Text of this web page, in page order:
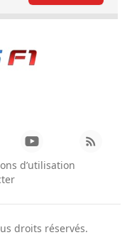
d’utilisation
droits réservés.